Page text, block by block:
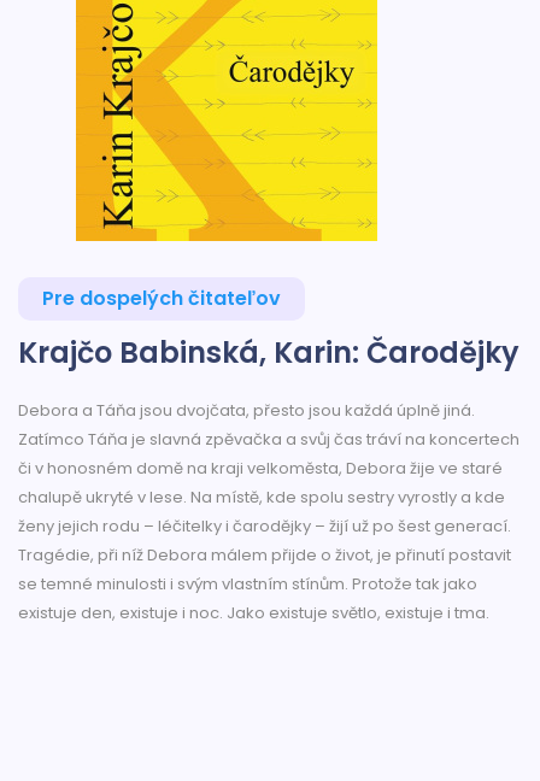
Pre dospelých čitateľov
Krajčo Babinská, Karin: Čarodějky
Debora a Táňa jsou dvojčata, přesto jsou každá úplně jiná.
Zatímco Táňa je slavná zpěvačka a svůj čas tráví na koncertech
či v honosném domě na kraji velkoměsta, Debora žije ve staré
chalupě ukryté v lese. Na místě, kde spolu sestry vyrostly a kde
ženy jejich rodu – léčitelky i čarodějky – žijí už po šest generací.
Tragédie, při níž Debora málem přijde o život, je přinutí postavit
se temné minulosti i svým vlastním stínům. Protože tak jako
existuje den, existuje i noc. Jako existuje světlo, existuje i tma.